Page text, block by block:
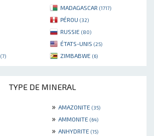
MADAGASCAR (1717)
PÉROU (32)
RUSSIE (80)
ÉTATS-UNIS (25)
(7) ZIMBABWE (6)
TYPE DE MINERAL
» AMAZONITE (35)
» AMMONITE (64)
» ANHYDRITE (15)